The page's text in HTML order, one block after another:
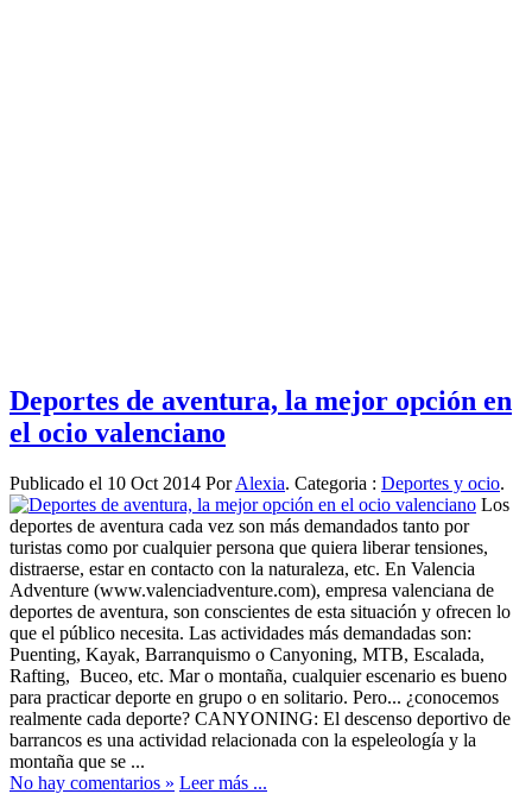
Deportes de aventura, la mejor opción en
el ocio valenciano
Publicado el 10 Oct 2014 PorAlexia. Categoria : Deportes y ocio.
Los
deportes de aventura cada vez son más demandados tanto por
turistas como por cualquier persona que quiera liberar tensiones,
distraerse, estar en contacto con la naturaleza, etc. En Valencia
Adventure (www.valenciadventure.com), empresa valenciana de
deportes de aventura, son conscientes de esta situación y ofrecen lo
que el público necesita. Las actividades más demandadas son:
Puenting, Kayak, Barranquismo o Canyoning, MTB, Escalada,
Rafting, Buceo, etc. Mar o montaña, cualquier escenario es bueno
para practicar deporte en grupo o en solitario. Pero... ¿conocemos
realmente cada deporte? CANYONING: El descenso deportivo de
barrancos es una actividad relacionada con la espeleología y la
montaña que se ...
No hay comentarios » Leer más ...